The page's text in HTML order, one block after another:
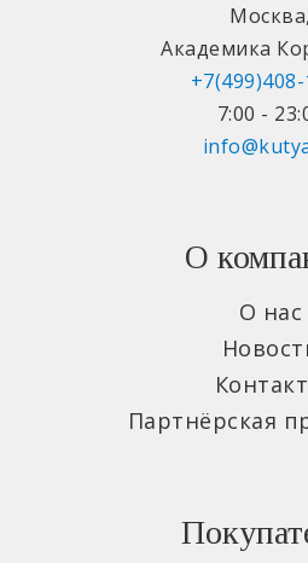
Москва,
Академика
7:00 -
О
О нас
Партнёрская